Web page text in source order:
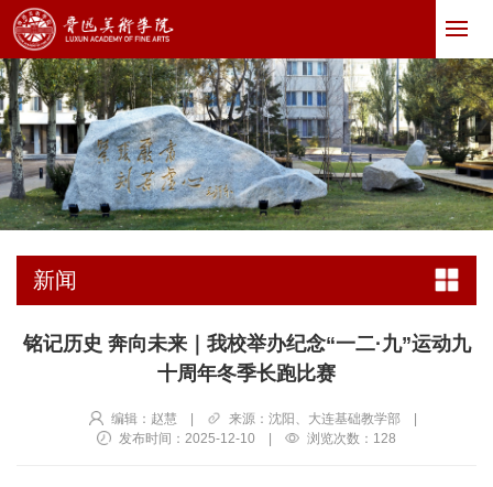
新闻
铭记历史 奔向未来｜我校举办纪念“一二·九”运动九
十周年冬季长跑比赛
编辑：赵慧 | 来源：沈阳、大连基础教学部
|
发布时间：2025-12-10
| 浏览次数： 128